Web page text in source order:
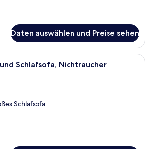
Daten auswählen und Preise sehen
Ein Hotelzimmer mit zwei Betten,
Schlafsofa, Nichtraucher
Schlafsofa